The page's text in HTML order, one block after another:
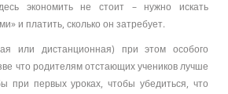
экономить не стоит – нужно искать
и платить, сколько он затребует.
или дистанционная) при этом особого
что родителям отстающих учеников лучше
при первых уроках, чтобы убедиться, что